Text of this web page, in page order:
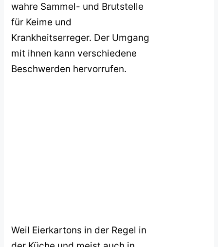
wahre Sammel- und Brutstelle
für Keime und
Krankheitserreger. Der Umgang
mit ihnen kann verschiedene
Beschwerden hervorrufen.
Weil Eierkartons in der Regel in